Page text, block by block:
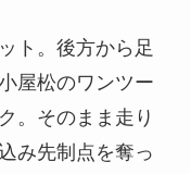
ト。後方から足
屋松のワンツー
。そのまま走り
み先制点を奪っ